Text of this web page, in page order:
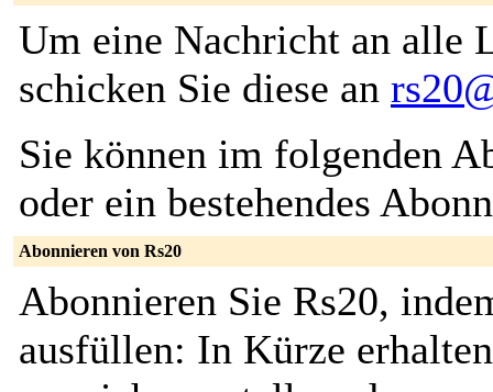
Um eine Nachricht an alle
schicken Sie diese an
Sie können im folgenden
oder ein bestehendes
Abonnieren von Rs20
Abonnieren Sie Rs20,
ausfüllen: In Kürze